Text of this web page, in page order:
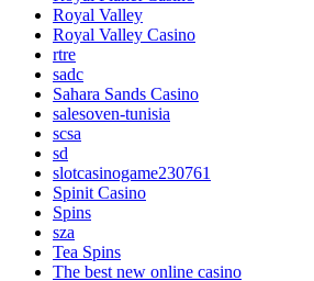
Royal Valley
Royal Valley Casino
rtre
sadc
Sahara Sands Casino
salesoven-tunisia
scsa
sd
slotcasinogame230761
Spinit Casino
Spins
sza
Tea Spins
The best new online casino